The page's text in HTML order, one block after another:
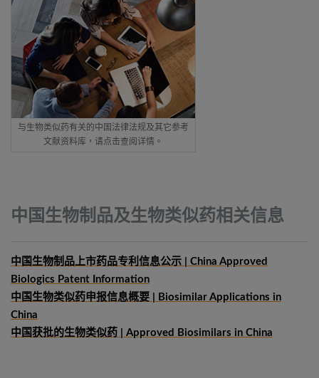
与生物类似药有关的中国法律法规及其它参考
文献资料库，请点击查阅详情。
中国生物制品及生物类似药相关信息
中国生物制品上市药品专利信息公示 | China Approved
Biologics Patent Information
中国生物类似药申报信息概要 | Biosimilar Applications in
China
中国获批的生物类似药 | Approved Biosimilars in China